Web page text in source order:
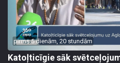
pirms 5 dienām, 20 stundām
Katoļticīgie sāk